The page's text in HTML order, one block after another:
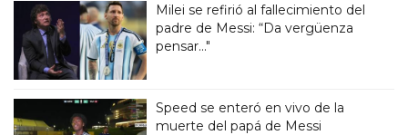
Milei se refirió al fallecimiento del
padre de Messi: “Da vergüenza
pensar..."
Speed se enteró en vivo de la
muerte del papá de Messi